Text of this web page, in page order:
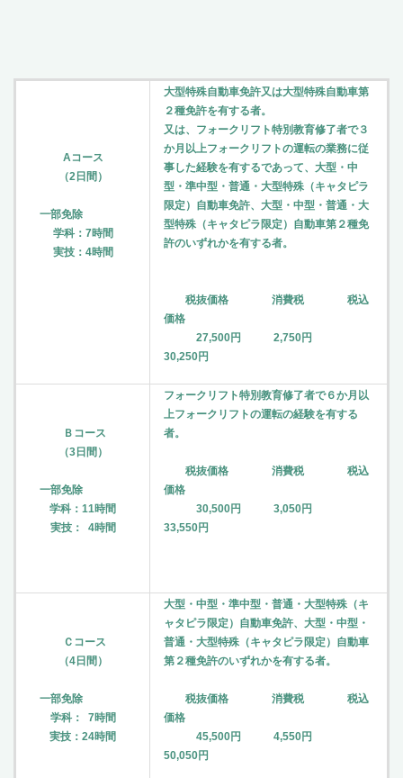
Aコース
（2日間）
一部免除
学科：7時間
実技：4時間
大型特殊自動車免許又は大型特殊自動車第
２種免許を有する者。
又は、フォークリフト特別教育修了者で３
か月以上フォークリフトの運転の業務に従
事した経験を有するであって、大型・中
型・準中型・普通・大型特殊（キャタピラ
限定）自動車免許、大型・中型・普通・大
型特殊（キャタピラ限定）自動車第２種免
許のいずれかを有する者。
税抜価格 消費税 税込
価格
27,500円 2,750円
30,250円
Ｂコース
（3日間）
一部免除
学科：11時間
実技： 4時間
フォークリフト特別教育修了者で６か月以
上フォークリフトの運転の経験を有する
者。
税抜価格 消費税 税込
価格
30,500円 3,050円
33,550円
Ｃコース
（4日間）
一部免除
学科： 7時間
実技：24時間
大型・中型・準中型・普通・大型特殊（キ
ャタピラ限定）自動車免許、大型・中型・
普通・大型特殊（キャタピラ限定）自動車
第２種免許のいずれかを有する者。
税抜価格 消費税 税込
価格
45,500円 4,550円
50,050円